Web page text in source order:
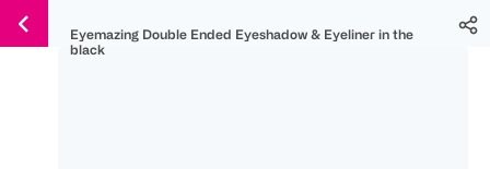
Für
150 Ös
Für
300 Ös
Für
500 Ös
Weiter
zum
Eyemazing Double Ended Eyeshadow & Eyeliner in the
black